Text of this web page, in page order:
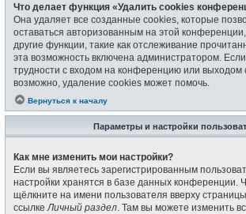
Что делает функция «Удалить cookies
Она удаляет все созданные cookies, которые
оставаться авторизованным на этой
другие функции, такие как отслеживание
эта возможность включена администратором.
трудности с входом на конференцию или выходом
возможно, удаление cookies может помочь.
Вернуться к началу
Параметры и настройки
Как мне изменить мои настройки?
Если вы являетесь зарегистрированным
настройки хранятся в базе данных конференции.
щёлкните на имени пользователя вверху
ссылкеЛичный раздел. Там вы можете изменить